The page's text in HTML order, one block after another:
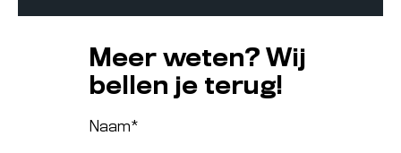
Meer weten? Wij
bellen je terug!
Naam*